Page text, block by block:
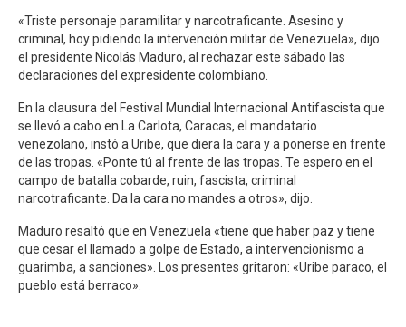
«Triste personaje paramilitar y narcotraficante. Asesino y
criminal, hoy pidiendo la intervención militar de Venezuela», dijo
el presidente Nicolás Maduro, al rechazar este sábado las
declaraciones del expresidente colombiano.
En la clausura del Festival Mundial Internacional Antifascista que
se llevó a cabo en La Carlota, Caracas, el mandatario
venezolano, instó a Uribe, que diera la cara y a ponerse en frente
de las tropas. «Ponte tú al frente de las tropas. Te espero en el
campo de batalla cobarde, ruin, fascista, criminal
narcotraficante. Da la cara no mandes a otros», dijo.
Maduro resaltó que en Venezuela «tiene que haber paz y tiene
que cesar el llamado a golpe de Estado, a intervencionismo a
guarimba, a sanciones». Los presentes gritaron: «Uribe paraco, el
pueblo está berraco».